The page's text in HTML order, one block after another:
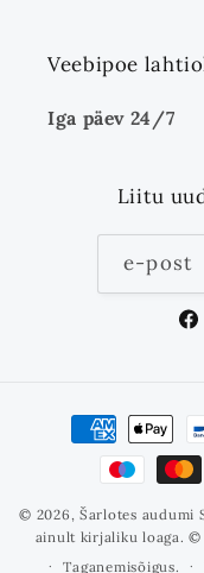
Veebipoe
Iga päev 24/7
Liitu
e-post
Makseviisid
© 2026,Šarlotes audumi
ainult kirjaliku loaga. ©
Taganemisõigus.